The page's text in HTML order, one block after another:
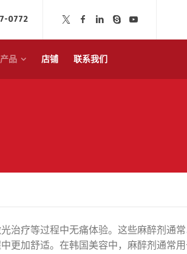
0772
品 店铺 联系我们
治疗等过程中无痛体验。这些麻醉剂通常
更加舒适。在韩国美容中，麻醉剂通常